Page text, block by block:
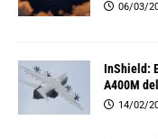
06/03/
InShield:
A400M
14/02/